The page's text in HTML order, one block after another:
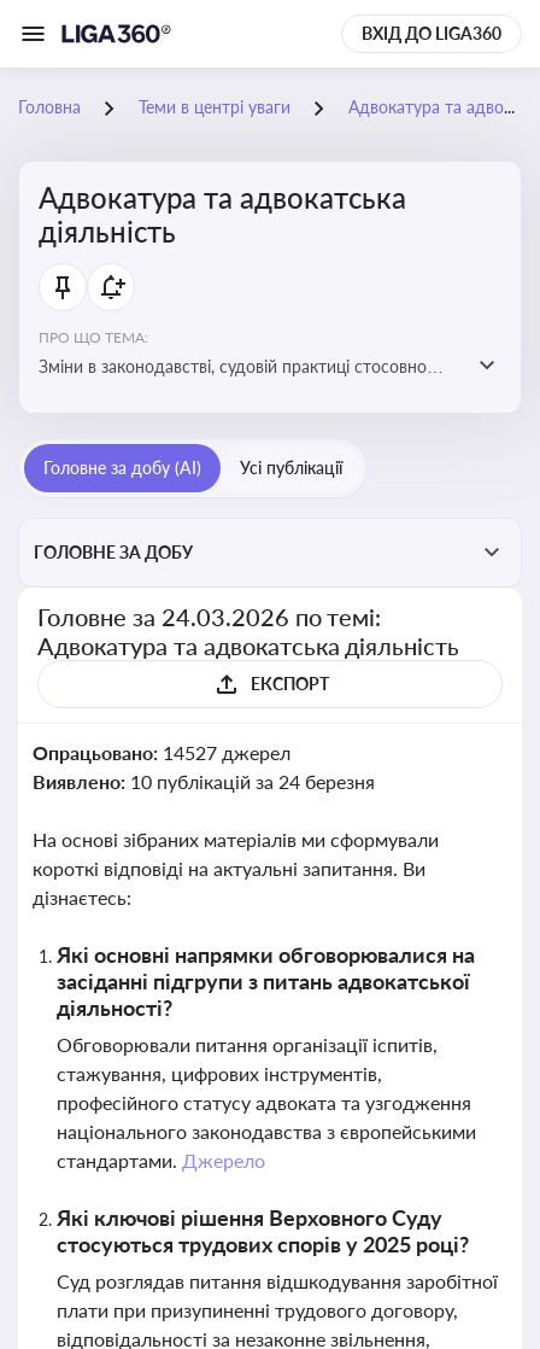
ВХІД ДО LIGA360
Головна Теми в центрі уваги Адвокатура та адвокатська діяльність
Адвокатура та адвокатська
діяльність
ПРО ЩО ТЕМА:
Зміни в законодавстві, судовій практиці стосовно
Головне за добу (AI) Усі публікації
ГОЛОВНЕ ЗА ДОБУ
Головне за 24.03.2026 по темі:
Адвокатура та адвокатська діяльність
ЕКСПОРТ
Опрацьовано: 14527 джерел
Виявлено: 10 публікацій за 24 березня
На основі зібраних матеріалів ми сформували
короткі відповіді на актуальні запитання. Ви
дізнаєтесь:
Які основні напрямки обговорювалися на
засіданні підгрупи з питань адвокатської
діяльності?
Обговорювали питання організації іспитів,
стажування, цифрових інструментів,
професійного статусу адвоката та узгодження
національного законодавства з європейськими
стандартами. Джерело
Які ключові рішення Верховного Суду
стосуються трудових спорів у 2025 році?
Суд розглядав питання відшкодування заробітної
плати при призупиненні трудового договору,
відповідальності за незаконне звільнення,